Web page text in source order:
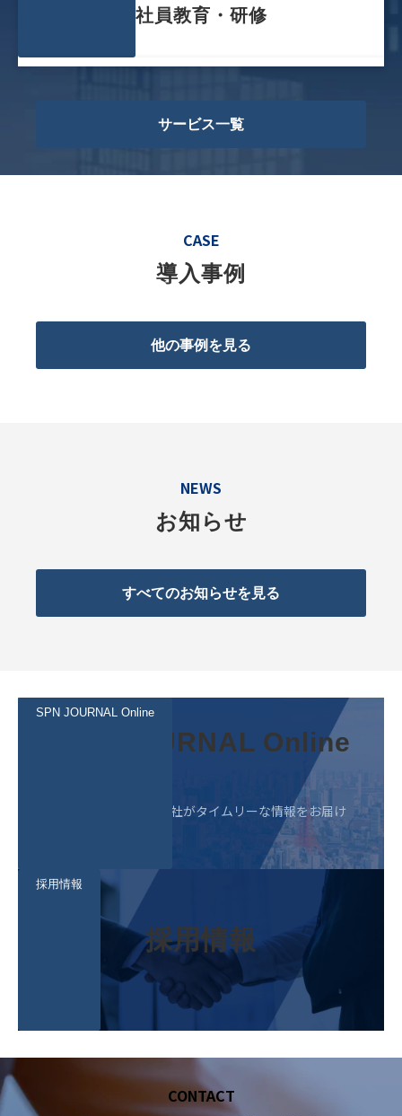
社員教育・研修
サービス一覧
CASE
導入事例
他の事例を見る
NEWS
お知らせ
すべてのお知らせを見る
SPN JOURNAL Online
企業危機管理の専門会社がタイムリーな情報をお届け
SPN JOURNAL Online
採用情報
採用情報
CONTACT